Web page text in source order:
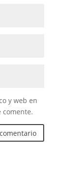
y web en
comente.